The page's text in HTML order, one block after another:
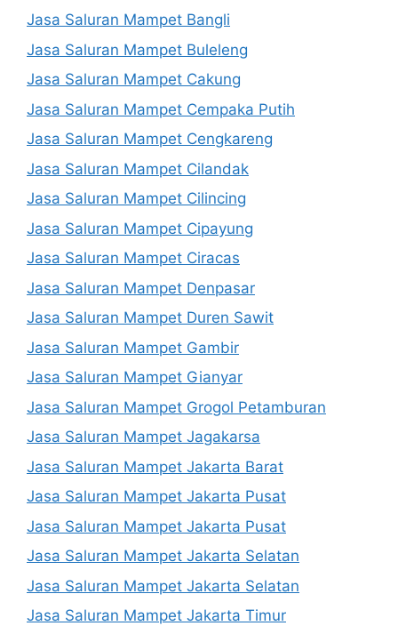
Jasa Saluran Mampet Bangli
Jasa Saluran Mampet Buleleng
Jasa Saluran Mampet Cakung
Jasa Saluran Mampet Cempaka Putih
Jasa Saluran Mampet Cengkareng
Jasa Saluran Mampet Cilandak
Jasa Saluran Mampet Cilincing
Jasa Saluran Mampet Cipayung
Jasa Saluran Mampet Ciracas
Jasa Saluran Mampet Denpasar
Jasa Saluran Mampet Duren Sawit
Jasa Saluran Mampet Gambir
Jasa Saluran Mampet Gianyar
Jasa Saluran Mampet Grogol Petamburan
Jasa Saluran Mampet Jagakarsa
Jasa Saluran Mampet Jakarta Barat
Jasa Saluran Mampet Jakarta Pusat
Jasa Saluran Mampet Jakarta Pusat
Jasa Saluran Mampet Jakarta Selatan
Jasa Saluran Mampet Jakarta Selatan
Jasa Saluran Mampet Jakarta Timur